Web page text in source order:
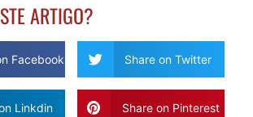
ARTIGO?
Facebook Share on Twitter
Linkdin Share on Pinterest